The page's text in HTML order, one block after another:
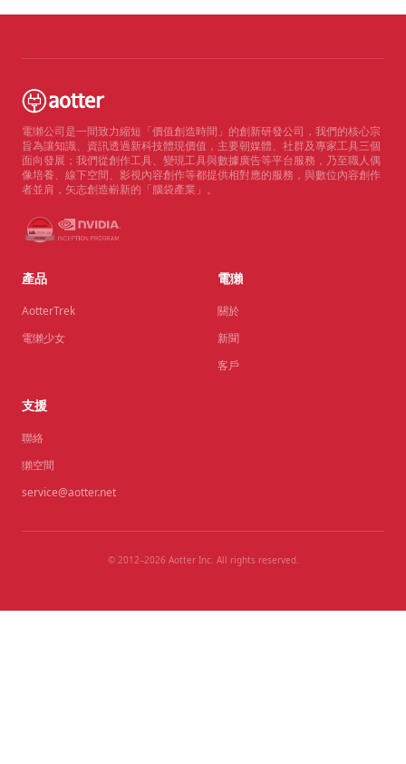
電獺公司是一間致力縮短「價值創造時間」的創新研發公司，我們的核心宗
旨為讓知識、資訊透過新科技體現價值，主要朝媒體、社群及專家工具三個
面向發展；我們從創作工具、變現工具與數據廣告等平台服務，乃至職人偶
像培養、線下空間、影視內容創作等都提供相對應的服務，與數位內容創作
者並肩，矢志創造嶄新的「腦袋產業」。
產品
AotterTrek
電獺少女
電獺
關於
新聞
客戶
支援
聯絡
獺空間
service@aotter.net
© 2012–2026 Aotter Inc. All rights reserved.